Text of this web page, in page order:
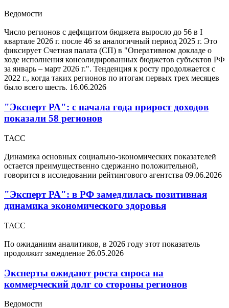
Ведомости
Число регионов с дефицитом бюджета выросло до 56 в I
квартале 2026 г. после 46 за аналогичный период 2025 г. Это
фиксирует Счетная палата (СП) в "Оперативном докладе о
ходе исполнения консолидированных бюджетов субъектов РФ
за январь – март 2026 г.". Тенденция к росту продолжается с
2022 г., когда таких регионов по итогам первых трех месяцев
было всего шесть. 16.06.2026
"Эксперт РА": с начала года прирост доходов
показали 58 регионов
ТАСС
Динамика основных социально-экономических показателей
остается преимущественно сдержанно положительной,
говорится в исследовании рейтингового агентства 09.06.2026
"Эксперт РА": в РФ замедлилась позитивная
динамика экономического здоровья
ТАСС
По ожиданиям аналитиков, в 2026 году этот показатель
продолжит замедление 26.05.2026
Эксперты ожидают роста спроса на
коммерческий долг со стороны регионов
Ведомости